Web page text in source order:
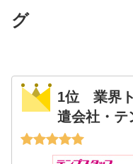
グ
1位 業界
遣会社・テ